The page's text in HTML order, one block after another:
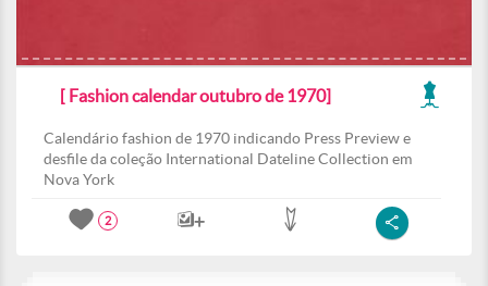
[ Fashion calendar outubro de 1970]
Calendário fashion de 1970 indicando Press Preview e
desfile da coleção International Dateline Collection em
Nova York
2